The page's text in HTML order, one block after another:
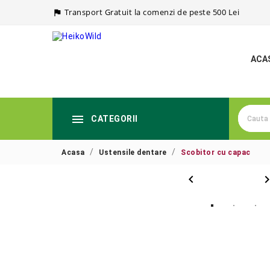
 Transport Gratuit la comenzi de peste 500 Lei
 CATEGORII
Acasa Ustensile dentare Scobitor cu capac
 